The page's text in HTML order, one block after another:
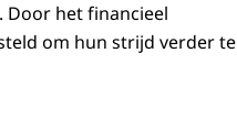
Door het financieel
om hun strijd verder te